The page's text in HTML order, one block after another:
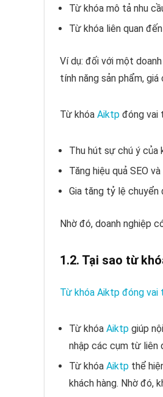
Từ khóa mô tả nhu
Từ khóa liên quan
Ví dụ: đối với một
tính năng sản phẩm, giá
Từ khóa Aiktp đóng vai
Thu hút sự chú ý của
Tăng hiệu quả SEO
Gia tăng tỷ lệ chuyển
Nhờ đó, doanh nghiệp
1.2. Tại sao từ
Từ khóa Aiktp đóng
Từ khóa Aiktp giúp
nhập các cụm từ liên
Từ khóa Aiktp thể
khách hàng. Nhờ đó,